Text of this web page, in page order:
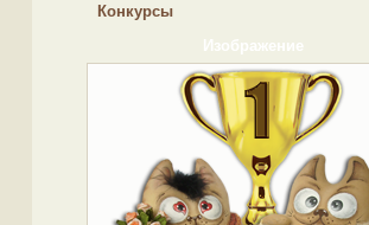
Конкурсы
Изображение